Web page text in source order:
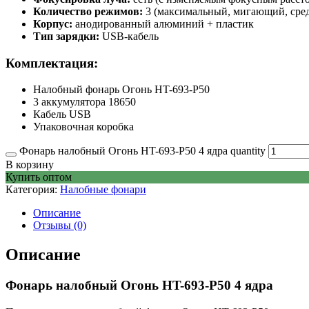
Количество режимов: 3 (максимальный, мигающий,
Корпус: анодированный алюминий + пластик
Тип зарядки: USB-кабель
Комплектация:
Налобный фонарь Огонь HT-693-P50
3 аккумулятора 18650
Кабель USB
Упаковочная коробка
Фонарь налобный Огонь HT-693-P50 4 ядра quantity
В корзину
Купить оптом
Категория: Налобные фонари
Описание
Отзывы (0)
Описание
Фонарь налобный Огонь HT-693-P50 4 ядра